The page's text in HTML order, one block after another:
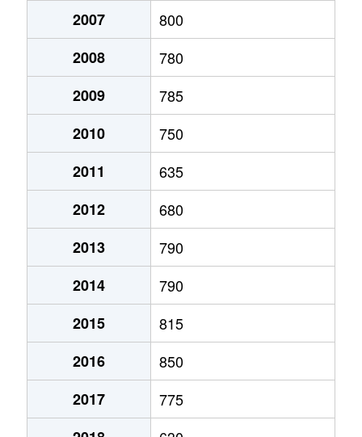
千代台町
3,100万円
千代台町
2,400万円
富岡町
1,700万円
富岡町
590万円
1,700万円
深堀町
1,400万円
深堀町
480万円
船見町
2,000万円
弁天町
780万円
1,200万円
750万円
2007
800
2008
780
2009
785
2010
750
2011
635
2012
680
2013
790
2014
790
2015
815
2016
850
2017
775